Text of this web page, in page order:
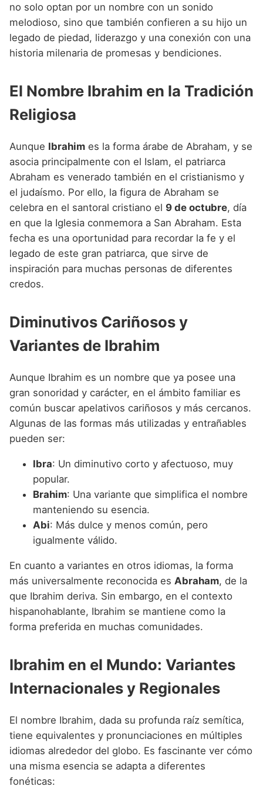
no solo optan por un nombre con un sonido
melodioso, sino que también confieren a su hijo un
legado de piedad, liderazgo y una conexión con una
historia milenaria de promesas y bendiciones.
El Nombre Ibrahim en la Tradición
Religiosa
Aunque Ibrahim es la forma árabe de Abraham, y se
asocia principalmente con el Islam, el patriarca
Abraham es venerado también en el cristianismo y
el judaísmo. Por ello, la figura de Abraham se
celebra en el santoral cristiano el 9 de octubre, día
en que la Iglesia conmemora a San Abraham. Esta
fecha es una oportunidad para recordar la fe y el
legado de este gran patriarca, que sirve de
inspiración para muchas personas de diferentes
credos.
Diminutivos Cariñosos y
Variantes de Ibrahim
Aunque Ibrahim es un nombre que ya posee una
gran sonoridad y carácter, en el ámbito familiar es
común buscar apelativos cariñosos y más cercanos.
Algunas de las formas más utilizadas y entrañables
pueden ser:
Ibra: Un diminutivo corto y afectuoso, muy
popular.
Brahim: Una variante que simplifica el nombre
manteniendo su esencia.
Abi: Más dulce y menos común, pero
igualmente válido.
En cuanto a variantes en otros idiomas, la forma
más universalmente reconocida es Abraham, de la
que Ibrahim deriva. Sin embargo, en el contexto
hispanohablante, Ibrahim se mantiene como la
forma preferida en muchas comunidades.
Ibrahim en el Mundo: Variantes
Internacionales y Regionales
El nombre Ibrahim, dada su profunda raíz semítica,
tiene equivalentes y pronunciaciones en múltiples
idiomas alrededor del globo. Es fascinante ver cómo
una misma esencia se adapta a diferentes
fonéticas: